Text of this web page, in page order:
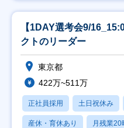
【1DAY選考会9/
クトのリーダー
東京都
422万~511万
正社員採用 土日祝休み
産休・育休あり 月残業20